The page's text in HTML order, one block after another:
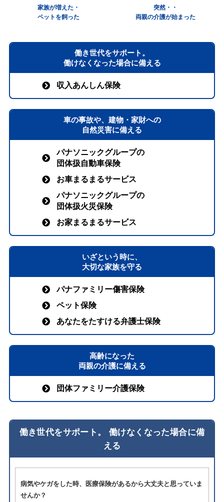
家族が増えた・
ペットを飼った
突然・・
両親の介護が始まった
働き世代をサポート。
働けなくなった場合に備える
収入あんしん保険
車の事故や、建物・家財への
自然災害に備える
パナソニックグループの
団体扱自動車保険
お車まるまるサービス
パナソニックグループの
団体扱火災保険
お家まるまるサービス
いざという時に、
大切な家族を守る
パナファミリー傷害保険
ペット保険
あなたをたすける弁護士保険
高齢になった
両親の介護に備える
団体ファミリー介護保険
働き世代をサポート。 働けなくなった場合に備
える
病気やケガをした時、医療保険があるから大丈夫と思っていま
せんか？